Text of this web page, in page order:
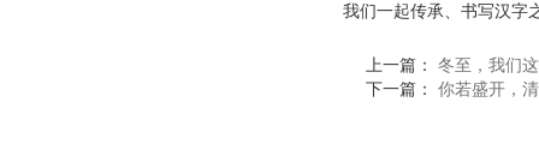
我们一起传承、书写汉字
上一篇： 冬至，我们
下一篇： 你若盛开，